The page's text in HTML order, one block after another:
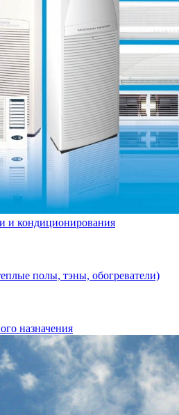
и кондиционирования
полы, тэны, обогреватели)
назначения